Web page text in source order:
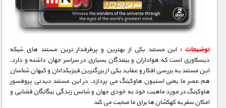
توضیحات : این مستند یکی از بهترین و پرطرفدار ترین مستند های شبکه
دیسکاوری است که هواداران و بینندگان بسیاری در سراسر جهان داشته و دارد.
این مستند به بررسی افکار و عقاید یکی از بزرگترین فیزیکدانان و کیهان شناسان
هم عصر ما یعنی استیون هاوکینگ می پردازد. در این مستند دیدنی پروفسور
هاوکینگ در مورد ماهیت خود به خودی جهان و شانس زندگی بیگانگان فضایی و
امکان سفر به کهکشان ها برای ما صحبت می کند